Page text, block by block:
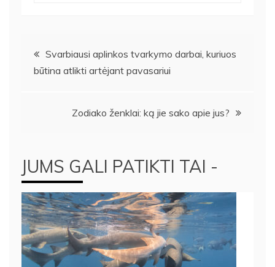
Navigacija
tarp
Svarbiausi aplinkos tvarkymo darbai, kuriuos
būtina atlikti artėjant pavasariui
Zodiako ženklai: ką jie sako apie jus?
JUMS GALI PATIKTI TAI -